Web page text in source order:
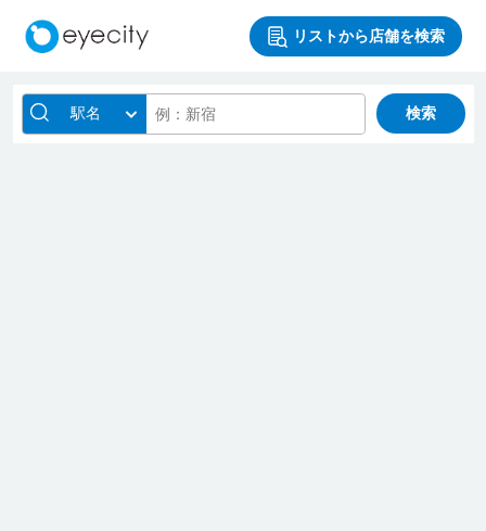
リストから店舗を検索
駅名 検索